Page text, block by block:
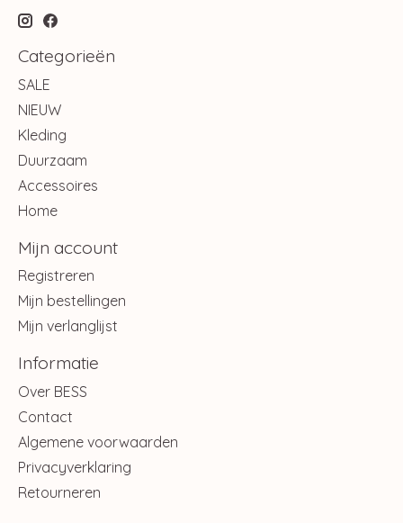
Categorieën
SALE
NIEUW
Kleding
Duurzaam
Accessoires
Home
Mijn account
Registreren
Mijn bestellingen
Mijn verlanglijst
Informatie
Over BESS
Contact
Algemene voorwaarden
Privacyverklaring
Retourneren